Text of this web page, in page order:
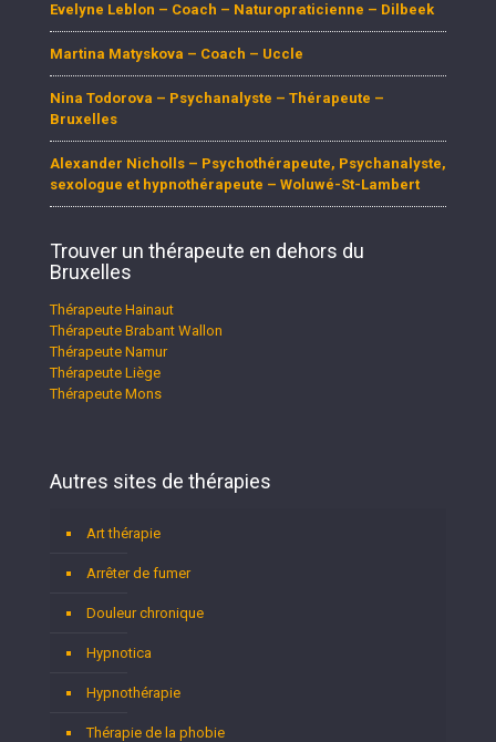
Evelyne Leblon – Coach – Naturopraticienne – Dilbeek
Martina Matyskova – Coach – Uccle
Nina Todorova – Psychanalyste – Thérapeute –
Bruxelles
Alexander Nicholls – Psychothérapeute, Psychanalyste,
sexologue et hypnothérapeute – Woluwé-St-Lambert
Trouver un thérapeute en dehors du
Bruxelles
Thérapeute Hainaut
Thérapeute Brabant Wallon
Thérapeute Namur
Thérapeute Liège
Thérapeute Mons
Autres sites de thérapies
Art thérapie
Arrêter de fumer
Douleur chronique
Hypnotica
Hypnothérapie
Thérapie de la phobie